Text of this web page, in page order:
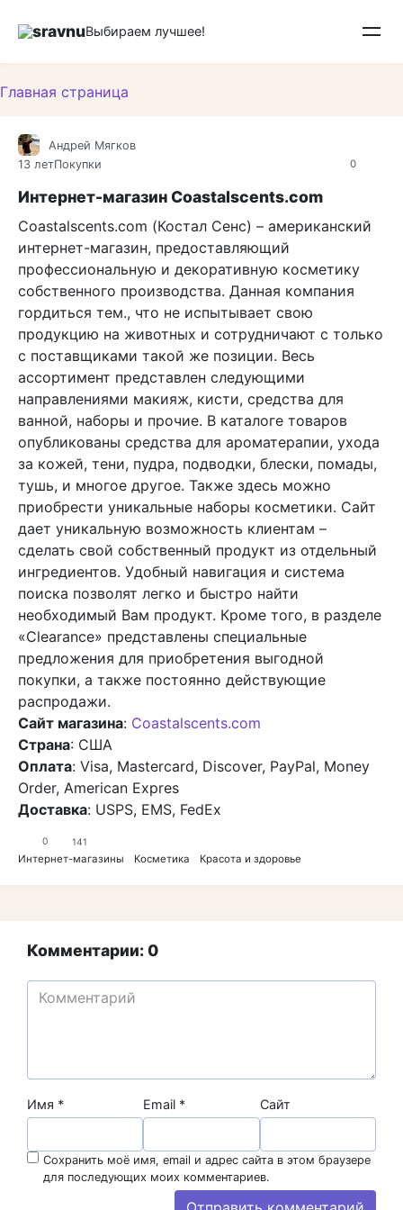
sravnuВыбираем лучшее!
Главная страница
0
Андрей Мягков
13 летПокупки
Интернет-магазин Coastalscents.com
Coastalscents.com (Костал Сенс) – американский
интернет-магазин, предоставляющий
профессиональную и декоративную косметику
собственного производства. Данная компания
гордиться тем., что не испытывает свою
продукцию на животных и сотрудничают с только
с поставщиками такой же позиции. Весь
ассортимент представлен следующими
направлениями макияж, кисти, средства для
ванной, наборы и прочие. В каталоге товаров
опубликованы средства для ароматерапии, ухода
за кожей, тени, пудра, подводки, блески, помады,
тушь, и многое другое. Также здесь можно
приобрести уникальные наборы косметики. Сайт
дает уникальную возможность клиентам –
сделать свой собственный продукт из отдельный
ингредиентов. Удобный навигация и система
поиска позволят легко и быстро найти
необходимый Вам продукт. Кроме того, в разделе
«Clearance» представлены специальные
предложения для приобретения выгодной
покупки, а также постоянно действующие
распродажи.
Сайт магазина: Coastalscents.com
Страна: США
Оплата: Visa, Mastercard, Discover, PayPal, Money
Order, American Expres
Доставка: USPS, EMS, FedEx
0 141
Интернет-магазины Косметика Красота и здоровье
Комментарии: 0
Имя * Email * Сайт
Сохранить моё имя, email и адрес сайта в этом браузере
для последующих моих комментариев.